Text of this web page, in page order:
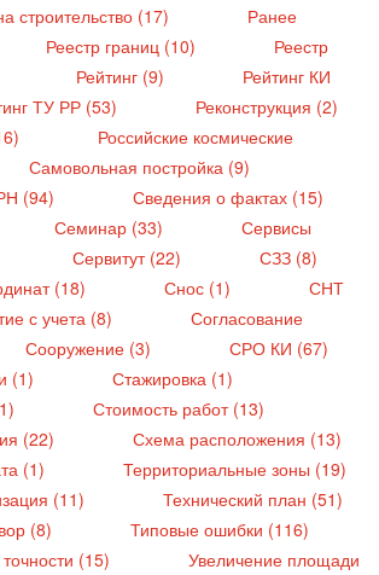
строительство (17)
Ранее
Реестр границ (10)
Реестр
Рейтинг (9)
Рейтинг КИ
ТУ РР (53)
Реконструкция (2)
Российские космические
Самовольная постройка (9)
(94)
Сведения о фактах (15)
Семинар (33)
Сервисы
Сервитут (22)
СЗЗ (8)
(18)
Снос (1)
СНТ
с учета (8)
Согласование
Сооружение (3)
СРО КИ (67)
(1)
Стажировка (1)
Стоимость работ (13)
(22)
Схема расположения (13)
(1)
Территориальные зоны (19)
(11)
Технический план (51)
(8)
Типовые ошибки (116)
(15)
Увеличение площади